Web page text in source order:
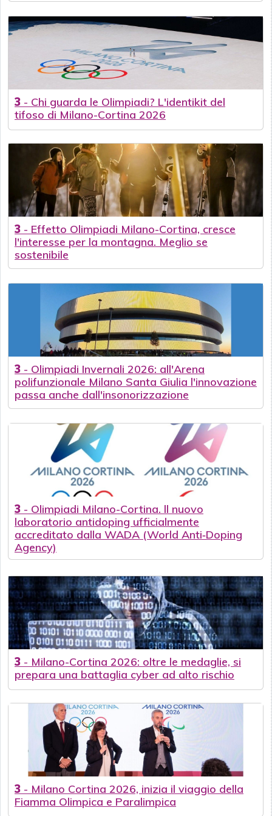
3 - Chi guarda le Olimpiadi? L'identikit del
tifoso di Milano-Cortina 2026
3 - Effetto Olimpiadi Milano-Cortina, cresce
l'interesse per la montagna. Meglio se
sostenibile
3 - Olimpiadi Invernali 2026: all'Arena
polifunzionale Milano Santa Giulia l'innovazione
passa anche dall'insonorizzazione
3 - Olimpiadi Milano-Cortina. ll nuovo
laboratorio antidoping ufficialmente
accreditato dalla WADA (World Anti‑Doping
Agency)
3 - Milano-Cortina 2026: oltre le medaglie, si
prepara una battaglia cyber ad alto rischio
3 - Milano Cortina 2026, inizia il viaggio della
Fiamma Olimpica e Paralimpica